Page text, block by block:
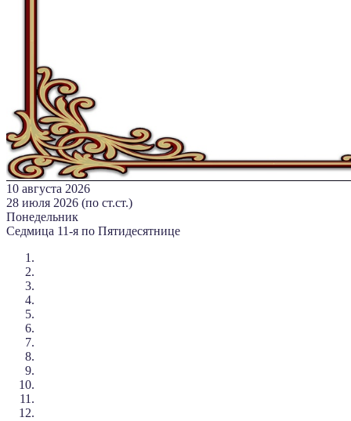
10 августа 2026
28 июля 2026 (по ст.ст.)
Понедельник
Седмица 11-я по Пятидесятнице